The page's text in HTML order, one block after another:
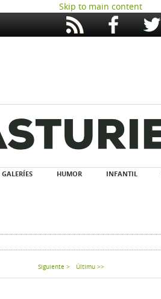
Skip to main content
GALERÍES HUMOR INFANTIL
Siguiente > Últimu >>